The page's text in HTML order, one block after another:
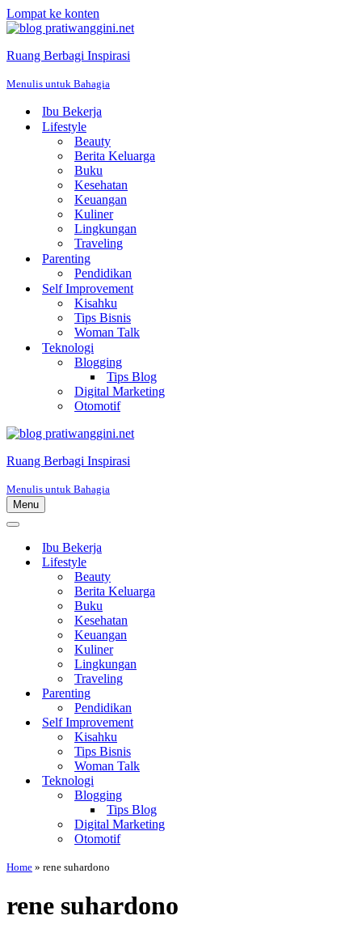
Lompat ke konten
Ruang Berbagi Inspirasi
Menulis untuk Bahagia
Ibu Bekerja
Lifestyle
Beauty
Berita Keluarga
Buku
Kesehatan
Keuangan
Kuliner
Lingkungan
Traveling
Parenting
Pendidikan
Self Improvement
Kisahku
Tips Bisnis
Woman Talk
Teknologi
Blogging
Tips Blog
Digital Marketing
Otomotif
Ruang Berbagi Inspirasi
Menulis untuk Bahagia
Menu
Menu
Menu
NavigasiIbu Bekerja
Lifestyle
Beauty
Berita Keluarga
Buku
Kesehatan
Keuangan
Kuliner
Lingkungan
Traveling
Parenting
Pendidikan
Self Improvement
Kisahku
Tips Bisnis
Woman Talk
Teknologi
Blogging
Tips Blog
Digital Marketing
Otomotif
Home » rene suhardono
rene suhardono